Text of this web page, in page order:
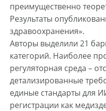
преимущественно
Результаты
здравоохранения».
Авторы выделили 21
категорий. Наиболее
регуляторная среда –
детализированные
единые стандарты для
регистрации как